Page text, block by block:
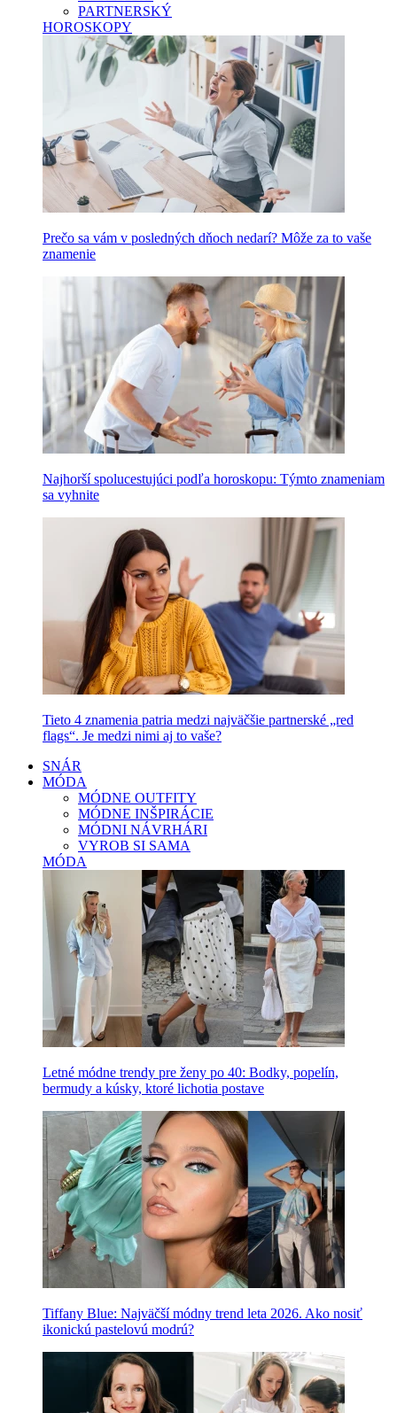
PARTNERSKÝ
HOROSKOPY
Prečo sa vám v posledných dňoch nedarí? Môže za to vaše
znamenie
Najhorší spolucestujúci podľa horoskopu: Týmto znameniam
sa vyhnite
Tieto 4 znamenia patria medzi najväčšie partnerské „red
flags“. Je medzi nimi aj to vaše?
SNÁR
MÓDA
MÓDNE OUTFITY
MÓDNE INŠPIRÁCIE
MÓDNI NÁVRHÁRI
VYROB SI SAMA
MÓDA
Letné módne trendy pre ženy po 40: Bodky, popelín,
bermudy a kúsky, ktoré lichotia postave
Tiffany Blue: Najväčší módny trend leta 2026. Ako nosiť
ikonickú pastelovú modrú?